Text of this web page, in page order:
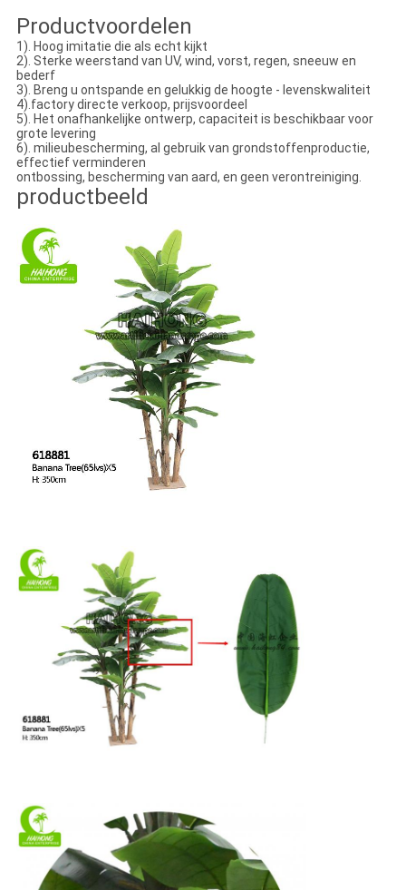
Productvoordelen
1). Hoog imitatie die als echt kijkt
2). Sterke weerstand van UV, wind, vorst, regen, sneeuw en
bederf
3). Breng u ontspande en gelukkig de hoogte - levenskwaliteit
4).factory directe verkoop, prijsvoordeel
5). Het onafhankelijke ontwerp, capaciteit is beschikbaar voor
grote levering
6). milieubescherming, al gebruik van grondstoffenproductie,
effectief verminderen
ontbossing, bescherming van aard, en geen verontreiniging.
productbeeld